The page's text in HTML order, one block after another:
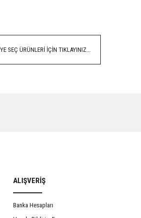
SEÇ ÜRÜNLERİ İÇİN TIKLAYINIZ...
ALIŞVERİŞ
Banka Hesapları